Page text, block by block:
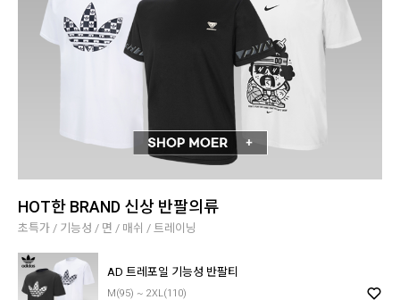
HOT한 BRAND 신상 반팔의류
초특가 / 기능성 / 면 / 매쉬 / 트레이닝
AD 트레포일 기능성 반팔티
M(95) ~ 2XL(110)